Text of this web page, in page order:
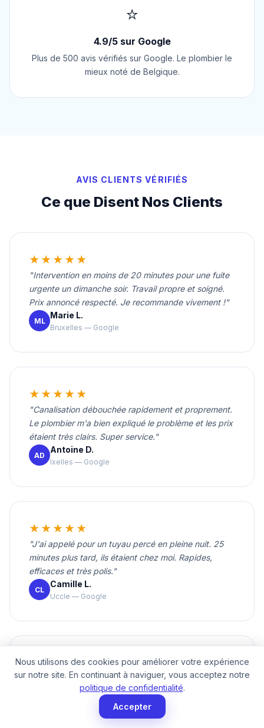
⭐
4.9/5 sur Google
Plus de 500 avis vérifiés sur Google. Le plombier le
mieux noté de Belgique.
AVIS CLIENTS VÉRIFIÉS
Ce que Disent Nos Clients
★★★★★
"Intervention en moins de 20 minutes pour une fuite
urgente un dimanche soir. Travail propre et soigné.
Prix annoncé respecté. Je recommande vivement !"
ML
Marie L.
Bruxelles — Google
★★★★★
"Canalisation débouchée rapidement et proprement.
Le plombier m'a bien expliqué le problème et les prix
étaient très clairs. Super service."
AD
Antoine D.
Ixelles — Google
★★★★★
"J'ai appelé pour un tuyau percé en pleine nuit. 25
minutes plus tard, ils étaient chez moi. Rapides,
efficaces et très polis."
CL
Camille L.
Uccle — Google
★★★★★
"Super équipe ! J'avais une fuite que je ne trouvais
pas. Ils ont détecté ça sans rien casser. Très pros et
Nous utilisons des cookies pour améliorer votre expérience
sur notre site. En continuant à naviguer, vous acceptez notre
politique de confidentialité.
Accepter